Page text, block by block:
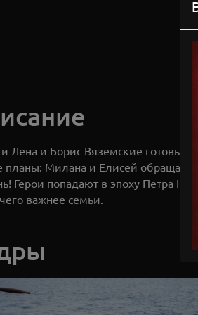
Лена и Борис Вяземские готовы
планы: Милана и Елисей
Герои попадают в эпоху Петра I:
важнее семьи.